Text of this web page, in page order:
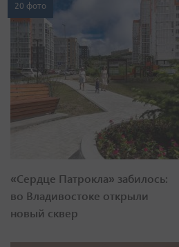
20 фото
«Сердце Патрокла» забилось:
во Владивостоке открыли
новый сквер